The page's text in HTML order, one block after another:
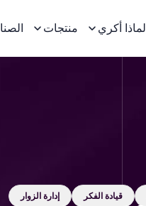
لماذا أكري منتجات
قيادة الفكر إدارة الزوار